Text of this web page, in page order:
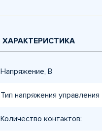
ХАРАКТЕРИСТИКА
Напряжение, В
Тип напряжения управления
Количество контактов: